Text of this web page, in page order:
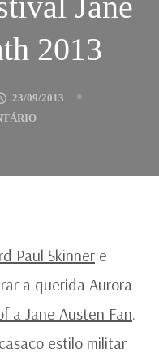
2013
23/09/2013
EM
FESTIVAL
BATH
2013
Paul Skinner e
a querida Aurora
a Jane Austen Fan.
estilo militar